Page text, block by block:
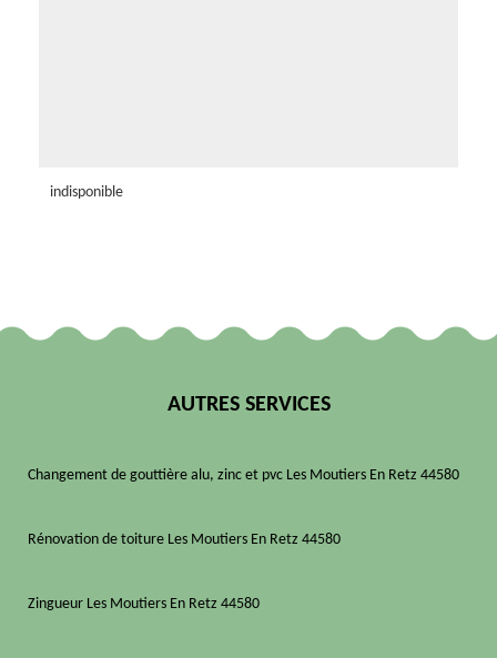
indisponible
AUTRES SERVICES
Changement de gouttière alu, zinc et pvc Les Moutiers En Retz 44580
Rénovation de toiture Les Moutiers En Retz 44580
Zingueur Les Moutiers En Retz 44580